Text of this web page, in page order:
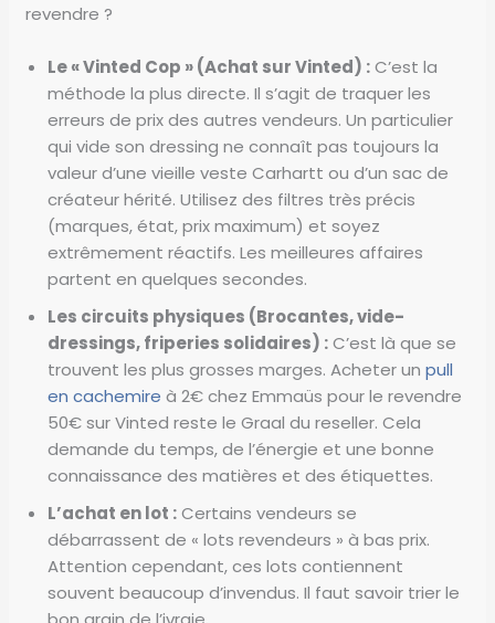
revendre ?
Le « Vinted Cop » (Achat sur Vinted) :C’est la
méthode la plus directe. Il s’agit de traquer les
erreurs de prix des autres vendeurs. Un particulier
qui vide son dressing ne connaît pas toujours la
valeur d’une vieille veste Carhartt ou d’un sac de
créateur hérité. Utilisez des filtres très précis
(marques, état, prix maximum) et soyez
extrêmement réactifs. Les meilleures affaires
partent en quelques secondes.
Les circuits physiques (Brocantes, vide-
dressings, friperies solidaires) :C’est là que se
trouvent les plus grosses marges. Acheter unpull
en cachemire à 2€ chez Emmaüs pour le revendre
50€ sur Vinted reste le Graal du reseller. Cela
demande du temps, de l’énergie et une bonne
connaissance des matières et des étiquettes.
L’achat en lot :Certains vendeurs se
débarrassent de « lots revendeurs » à bas prix.
Attention cependant, ces lots contiennent
souvent beaucoup d’invendus. Il faut savoir trier le